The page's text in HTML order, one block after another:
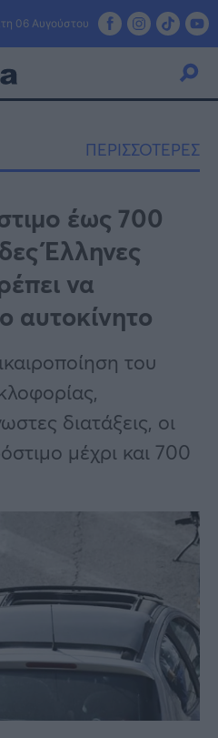
06 Αυγούστου
ΠΕΡΙΣΣΟΤΕΡΕΣ
έως 700
Έλληνες
να
αυτοκίνητο
του
διατάξεις, οι
μέχρι και 700